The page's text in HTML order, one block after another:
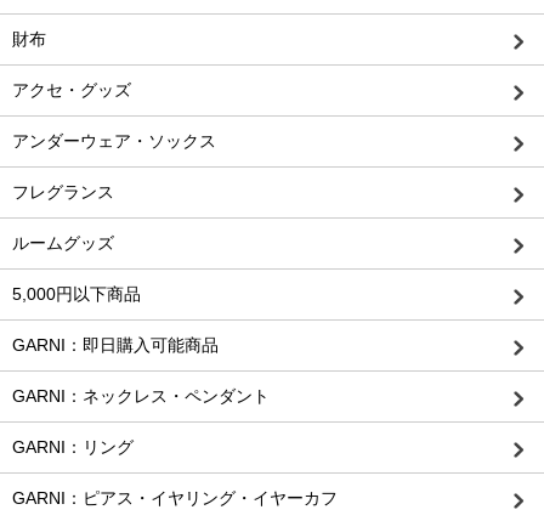
財布
アクセ・グッズ
アンダーウェア・ソックス
フレグランス
ルームグッズ
5,000円以下商品
GARNI：即日購入可能商品
GARNI：ネックレス・ペンダント
GARNI：リング
GARNI：ピアス・イヤリング・イヤーカフ